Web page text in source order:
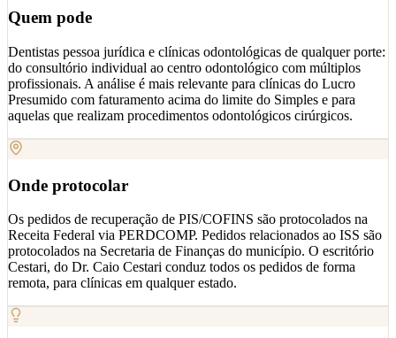
Quem pode
Dentistas pessoa jurídica e clínicas odontológicas de qualquer porte:
do consultório individual ao centro odontológico com múltiplos
profissionais. A análise é mais relevante para clínicas do Lucro
Presumido com faturamento acima do limite do Simples e para
aquelas que realizam procedimentos odontológicos cirúrgicos.
Onde protocolar
Os pedidos de recuperação de PIS/COFINS são protocolados na
Receita Federal via PERDCOMP. Pedidos relacionados ao ISS são
protocolados na Secretaria de Finanças do município. O escritório
Cestari, do Dr. Caio Cestari conduz todos os pedidos de forma
remota, para clínicas em qualquer estado.